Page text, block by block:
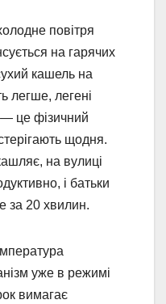
повітря
на гарячих
кашель на
легше, легені
це фізичний
щодня.
на вулиці
і батьки
за 20 хвилин.
уже в режимі
вимагає